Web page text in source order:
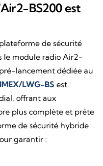
BS200 est
de sécurité
le module radio Air2-
lancement dédiée au
LWG-BS est
offrant aux
plus complète et prête
de sécurité hybride
garantir :